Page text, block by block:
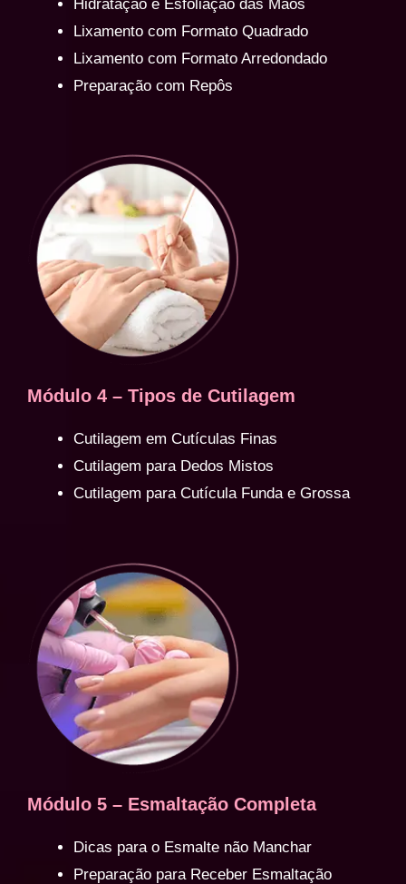
Hidratação e Esfoliação das Mãos
Lixamento com Formato Quadrado
Lixamento com Formato Arredondado
Preparação com Repôs
Módulo 4 – Tipos de Cutilagem
Cutilagem em Cutículas Finas
Cutilagem para Dedos Mistos
Cutilagem para Cutícula Funda e Grossa
Módulo 5 – Esmaltação Completa
Dicas para o Esmalte não Manchar
Preparação para Receber Esmaltação